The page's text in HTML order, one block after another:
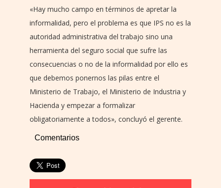
«Hay mucho campo en términos de apretar la
informalidad, pero el problema es que IPS no es la
autoridad administrativa del trabajo sino una
herramienta del seguro social que sufre las
consecuencias o no de la informalidad por ello es
que debemos ponernos las pilas entre el
Ministerio de Trabajo, el Ministerio de Industria y
Hacienda y empezar a formalizar
obligatoriamente a todos», concluyó el gerente.
Comentarios